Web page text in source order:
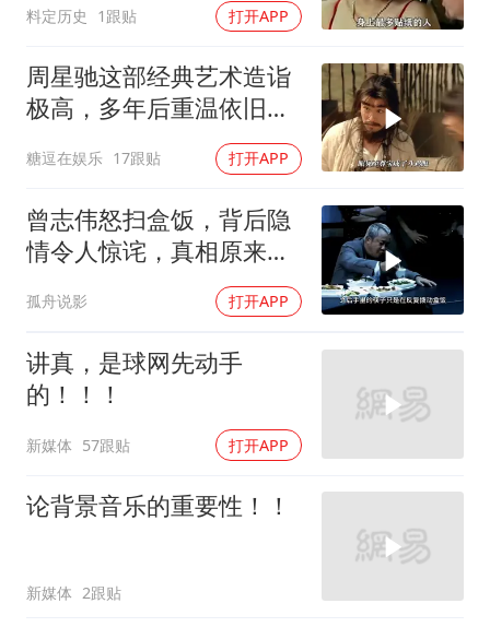
路虎卫士限时降17万 BBA已集体降价
下党之路
料定历史 1跟贴 打开APP
周星驰这部经典艺术造诣
极高，多年后重温依旧动
糖逗在娱乐 17跟贴 打开APP
曾志伟怒扫盒饭，背后隐
情令人惊诧，真相原来如
孤舟说影 打开APP
讲真，是球网先动手
的！！！
新媒体 57跟贴 打开APP
论背景音乐的重要性！！
新媒体 2跟贴